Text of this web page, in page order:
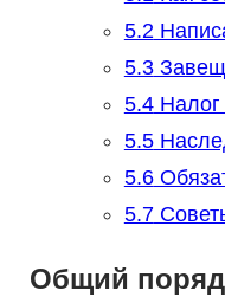
5.2
5.3
5.4Налог
5.5
5.6
5.7
Общий